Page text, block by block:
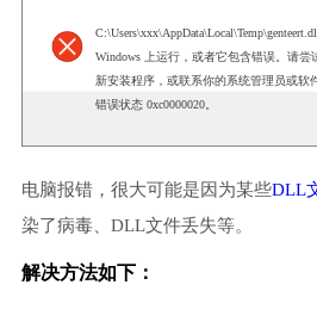
Windows 上运行，或者它包含错误。请尝
新安装程序，或联系你的系统管理员或软
错误状态 0xc0000020。
电脑报错，很大可能是因为某些DLL
染了病毒、DLL文件丢失等。
解决方法如下：